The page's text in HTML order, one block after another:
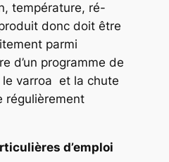
température, ré-
donc doit être
parmi
d’un programme de
varroa et la chute
régulièrement
d’emploi